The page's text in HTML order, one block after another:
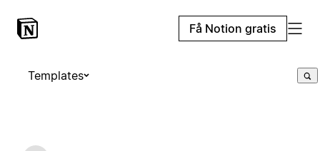
Få Notion gratis
Templates